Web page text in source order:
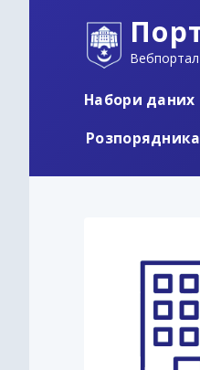
Вебпортал
Набори даних